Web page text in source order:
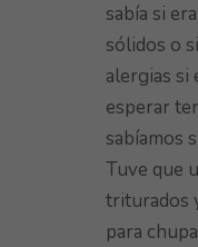
sabía si
sólidos o
alergias si
esperar
sabíamos
Tuve que
triturados
para